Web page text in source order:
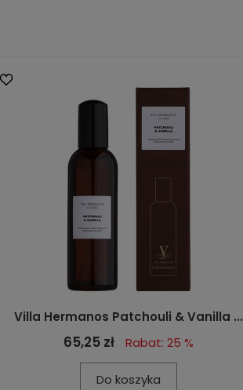
Villa Hermanos Patchouli & Vanilla ...
65,25 zł Rabat: 25 %
Do koszyka